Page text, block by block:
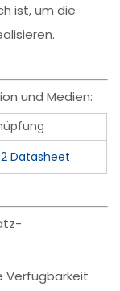
ist, um die
und Medien:
Datasheet
Verfügbarkeit